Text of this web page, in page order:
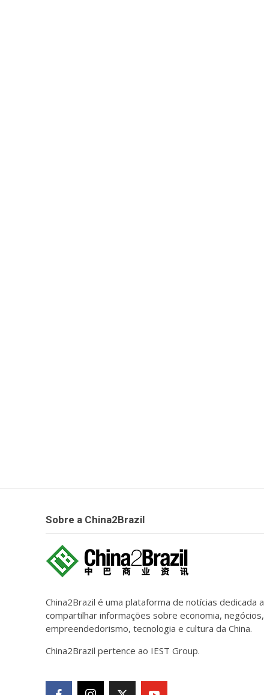
Sobre a China2Brazil
China2Brazil é uma plataforma de notícias dedicada a
compartilhar informações sobre economia, negócios,
empreendedorismo, tecnologia e cultura da China.
China2Brazil pertence ao IEST Group.